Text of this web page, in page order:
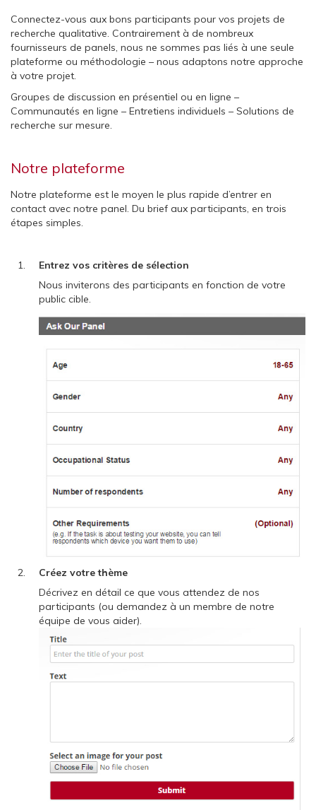
Connectez-vous aux bons participants pour vos projets de
recherche qualitative. Contrairement à de nombreux
fournisseurs de panels, nous ne sommes pas liés à une seule
plateforme ou méthodologie – nous adaptons notre approche
à votre projet.
Groupes de discussion en présentiel ou en ligne –
Communautés en ligne – Entretiens individuels – Solutions de
recherche sur mesure.
Notre plateforme
Notre plateforme est le moyen le plus rapide d’entrer en
contact avec notre panel. Du brief aux participants, en trois
étapes simples.
Entrez vos critères de sélection
Nous inviterons des participants en fonction de votre
public cible.
Créez votre thème
Décrivez en détail ce que vous attendez de nos
participants (ou demandez à un membre de notre
équipe de vous aider).